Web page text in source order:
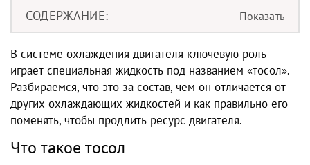
СОДЕРЖАНИЕ
В системе охлаждения двигателя ключевую роль
играет специальная жидкость под названием «тосол».
Разбираемся, что это за состав, чем он отличается от
других охлаждающих жидкостей и как правильно его
поменять, чтобы продлить ресурс двигателя.
Что такое тосол